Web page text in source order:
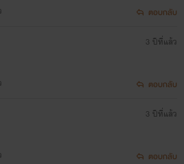
ตอบกลับ
3 ปีที่แล้ว
ตอบกลับ
3 ปีที่แล้ว
ตอบกลับ